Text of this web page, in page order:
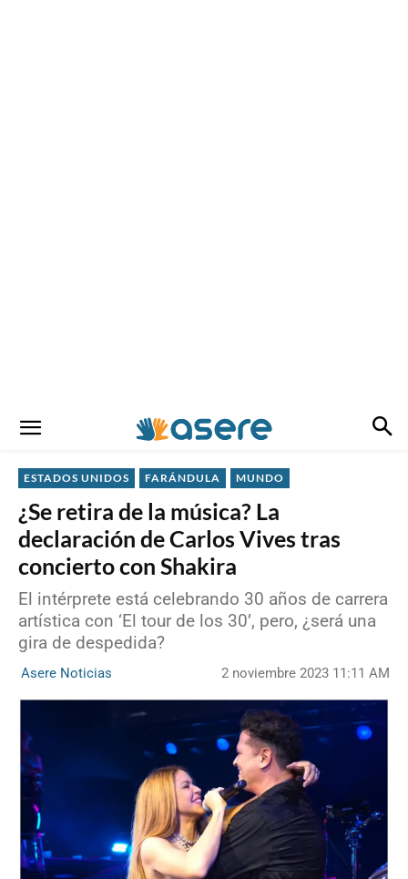
ESTADOS UNIDOS FARÁNDULA MUNDO
¿Se retira de la música? La
declaración de Carlos Vives tras
concierto con Shakira
El intérprete está celebrando 30 años de carrera
artística con ‘El tour de los 30’, pero, ¿será una
gira de despedida?
Asere Noticias 2 noviembre 2023 11:11 AM